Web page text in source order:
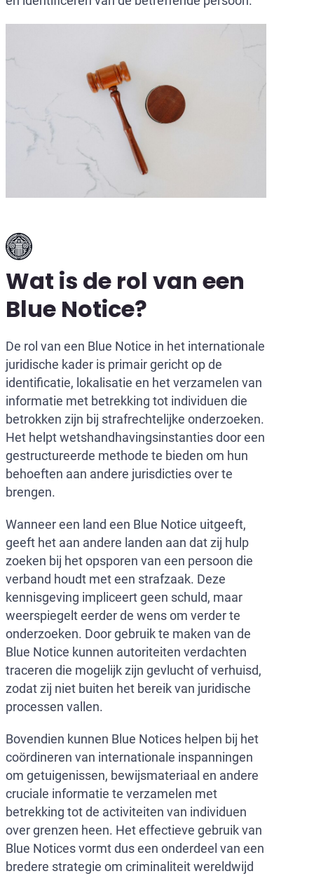
Wat is de rol van een
Blue Notice?
De rol van een Blue Notice in het internationale
juridische kader is primair gericht op de
identificatie, lokalisatie en het verzamelen van
informatie met betrekking tot individuen die
betrokken zijn bij strafrechtelijke onderzoeken.
Het helpt wetshandhavingsinstanties door een
gestructureerde methode te bieden om hun
behoeften aan andere jurisdicties over te
brengen.
Wanneer een land een Blue Notice uitgeeft,
geeft het aan andere landen aan dat zij hulp
zoeken bij het opsporen van een persoon die
verband houdt met een strafzaak. Deze
kennisgeving impliceert geen schuld, maar
weerspiegelt eerder de wens om verder te
onderzoeken. Door gebruik te maken van de
Blue Notice kunnen autoriteiten verdachten
traceren die mogelijk zijn gevlucht of verhuisd,
zodat zij niet buiten het bereik van juridische
processen vallen.
Bovendien kunnen Blue Notices helpen bij het
coördineren van internationale inspanningen
om getuigenissen, bewijsmateriaal en andere
cruciale informatie te verzamelen met
betrekking tot de activiteiten van individuen
over grenzen heen. Het effectieve gebruik van
Blue Notices vormt dus een onderdeel van een
bredere strategie om criminaliteit wereldwijd